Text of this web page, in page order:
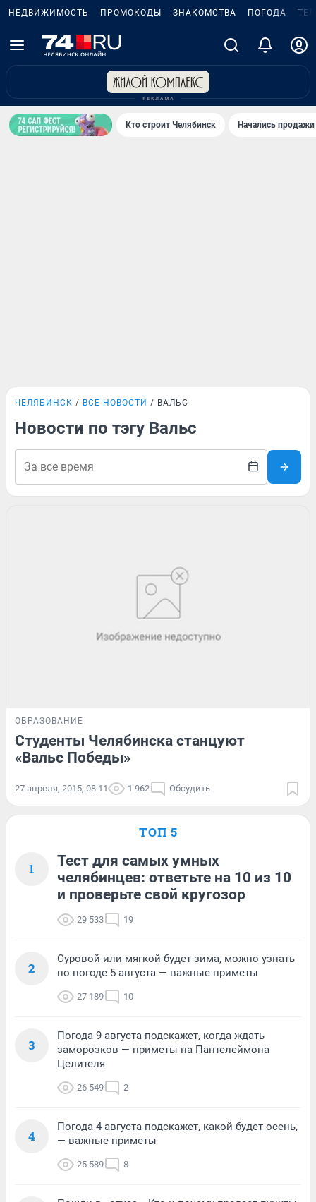
НЕДВИЖИМОСТЬ ПРОМОКОДЫ ЗНАКОМСТВА ПОГОДА
Кто строит Челябинск Начались продажи
ЧЕЛЯБИНСК ВСЕ НОВОСТИ ВАЛЬС
Новости по тэгу Вальс
ОБРАЗОВАНИЕ
Студенты Челябинска станцуют
«Вальс Победы»
27 апреля, 2015, 08:11 1 962 Обсудить
ТОП 5
1
Тест для самых умных
челябинцев: ответьте на 10 из 10
и проверьте свой кругозор
29 533 19
2
Суровой или мягкой будет зима, можно узнать
по погоде 5 августа — важные приметы
27 189 10
3
Погода 9 августа подскажет, когда ждать
заморозков — приметы на Пантелеймона
Целителя
26 549 2
4
Погода 4 августа подскажет, какой будет осень,
— важные приметы
25 589 8